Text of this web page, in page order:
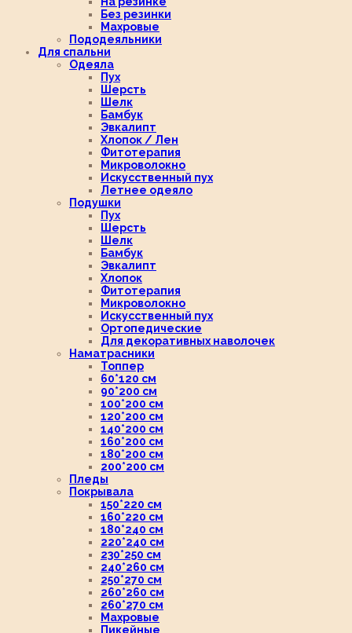
Без резинки
Махровые
Пододеяльники
Для спальни
Одеяла
Пух
Шерсть
Шелк
Бамбук
Эвкалипт
Хлопок / Лен
Фитотерапия
Микроволокно
Искусственный пух
Летнее одеяло
Подушки
Пух
Шерсть
Шелк
Бамбук
Эвкалипт
Хлопок
Фитотерапия
Микроволокно
Искусственный пух
Ортопедические
Для декоративных наволочек
Наматрасники
Топпер
60*120 см
90*200 см
100*200 см
120*200 см
140*200 см
160*200 см
180*200 см
200*200 см
Пледы
Покрывала
150*220 см
160*220 см
180*240 см
220*240 см
230*250 см
240*260 см
250*270 см
260*260 см
260*270 см
Махровые
Пикейные